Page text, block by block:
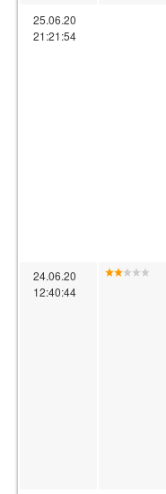
25.06.20
21:21:54
24.06.20
12:40:44